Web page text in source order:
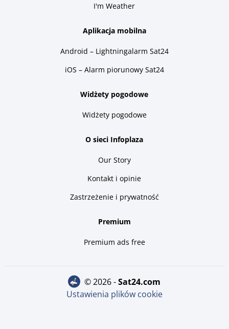
I'm Weather
Aplikacja mobilna
Android – Lightningalarm Sat24
iOS – Alarm piorunowy Sat24
Widżety pogodowe
Widżety pogodowe
O sieci Infoplaza
Our Story
Kontakt i opinie
Zastrzeżenie i prywatność
Premium
Premium ads free
© 2026 - sat24.com
Ustawienia plików cookie